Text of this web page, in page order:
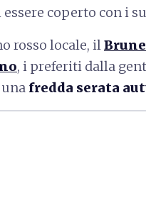
coperto con i
rosso locale, il
, i preferiti dalla
fredda serata